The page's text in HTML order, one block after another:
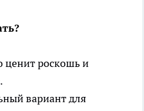
ценит роскошь и
вариант для